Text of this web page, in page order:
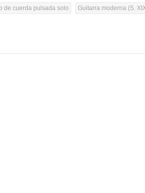
de cuerda pulsada solo Guitarra moderna (S.